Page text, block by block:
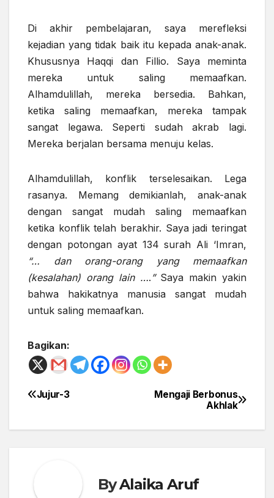
Di akhir pembelajaran, saya merefleksi
kejadian yang tidak baik itu kepada anak-anak.
Khususnya Haqqi dan Fillio. Saya meminta
mereka untuk saling memaafkan.
Alhamdulillah, mereka bersedia. Bahkan,
ketika saling memaafkan, mereka tampak
sangat legawa. Seperti sudah akrab lagi.
Mereka berjalan bersama menuju kelas.
Alhamdulillah, konflik terselesaikan. Lega
rasanya. Memang demikianlah, anak-anak
dengan sangat mudah saling memaafkan
ketika konflik telah berakhir. Saya jadi teringat
dengan potongan ayat 134 surah Ali ‘Imran,
“… dan orang-orang yang memaafkan
(kesalahan) orang lain …. ” Saya makin yakin
bahwa hakikatnya manusia sangat mudah
untuk saling memaafkan.
Bagikan:
Post
navigation
Mengaji Berbonus
Akhlak
Jujur-3
ByAlaika Aruf